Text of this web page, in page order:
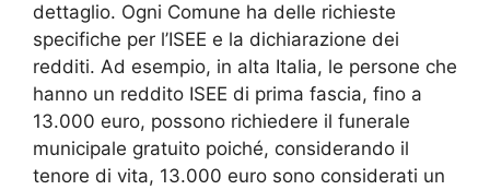
dettaglio. Ogni Comune ha delle richieste
specifiche per l’ISEE e la dichiarazione dei
redditi. Ad esempio, in alta Italia, le persone che
hanno un reddito ISEE di prima fascia, fino a
13.000 euro, possono richiedere il funerale
municipale gratuito poiché, considerando il
tenore di vita, 13.000 euro sono considerati un